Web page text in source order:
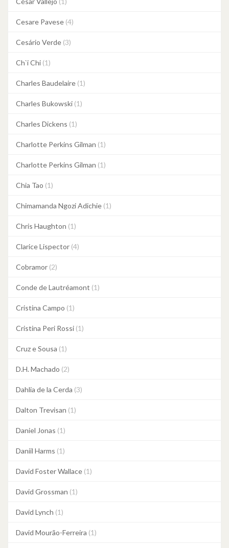
Cesare Pavese (4)
Cesário Verde (3)
Ch`i Chi (1)
Charles Baudelaire (1)
Charles Bukowski (1)
Charles Dickens (1)
Charlotte Perkins Gilman (1)
Charlotte Perkins Gilman (1)
Chia Tao (1)
Chimamanda Ngozi Adichie (1)
Chris Haughton (1)
Clarice Lispector (4)
Cobramor (2)
Conde de Lautréamont (1)
Cristina Campo (1)
Cristina Peri Rossi (1)
Cruz e Sousa (1)
D.H. Machado (2)
Dahlia de la Cerda (3)
Dalton Trevisan (1)
Daniel Jonas (1)
Daniil Harms (1)
David Foster Wallace (1)
David Grossman (1)
David Lynch (1)
David Mourão-Ferreira (1)